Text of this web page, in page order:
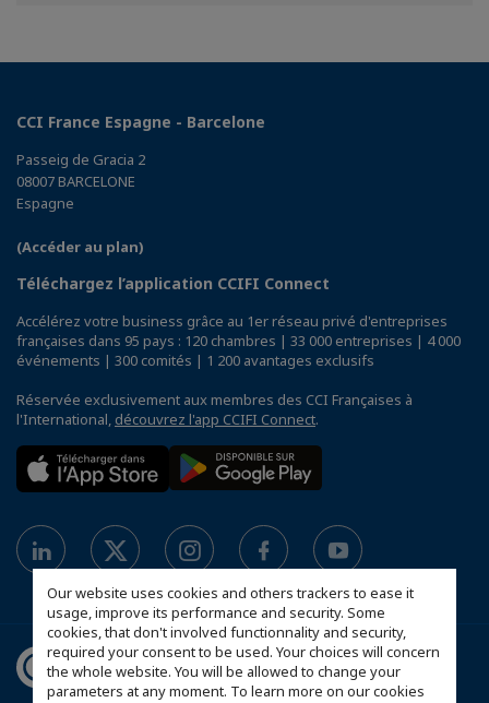
Our website uses cookies and others trackers to ease it
usage, improve its performance and security. Some
cookies, that don't involved functionnality and security,
required your consent to be used. Your choices will concern
the whole website. You will be allowed to change your
parameters at any moment. To learn more on our cookies
CCI France Espagne - Barcelone
Passeig de Gracia 2
08007 BARCELONE
Espagne
(Accéder au plan)
Téléchargez l’application CCIFI Connect
Accélérez votre business grâce au 1er réseau privé d'entreprises
françaises dans 95 pays : 120 chambres | 33 000 entreprises | 4 000
événements | 300 comités | 1 200 avantages exclusifs
Réservée exclusivement aux membres des CCI Françaises à
l'International, découvrez l'app CCIFI Connect.